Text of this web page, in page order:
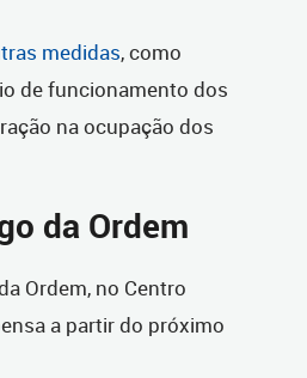
medidas, como
de funcionamento dos
na ocupação dos
da Ordem
Ordem, no Centro
a partir do próximo